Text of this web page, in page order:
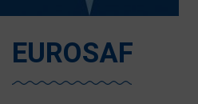
EUROSAF